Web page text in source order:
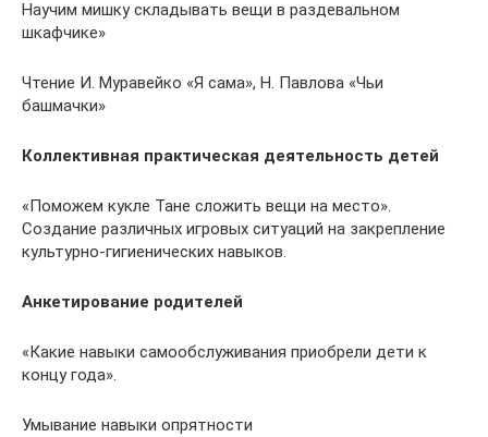
Научим мишку складывать вещи в раздевальном
шкафчике»
Чтение И. Муравейко «Я сама», Н. Павлова «Чьи
башмачки»
Коллективная практическая деятельность детей
«Поможем кукле Тане сложить вещи на место».
Создание различных игровых ситуаций на закрепление
культурно-гигиенических навыков.
Анкетирование родителей
«Какие навыки самообслуживания приобрели дети к
концу года».
Умывание навыки опрятности